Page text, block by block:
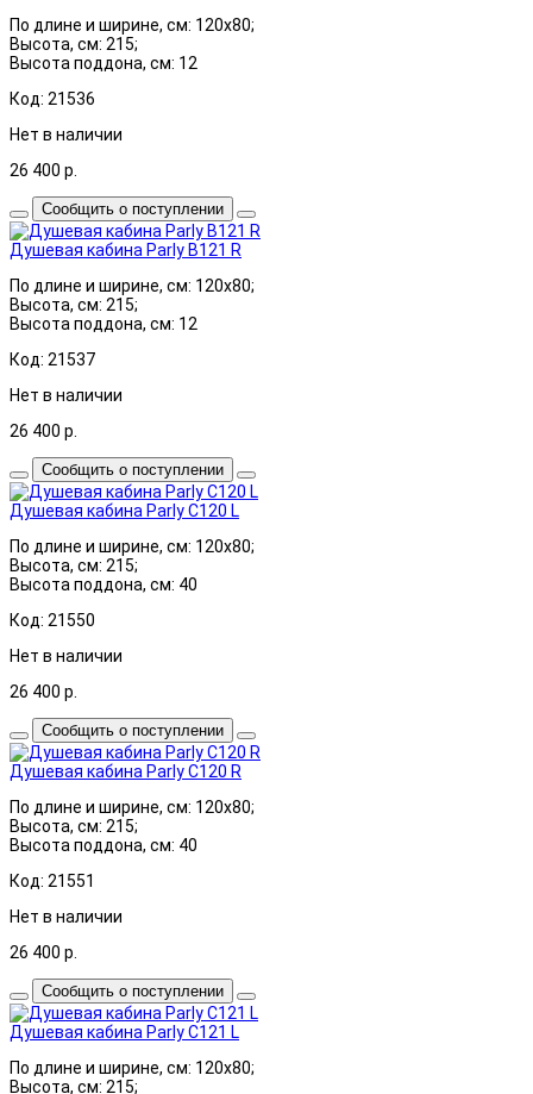
По длине и ширине, см: 120x80;
Высота, см: 215;
Высота поддона, см: 12
Код: 21536
Нет в наличии
26 400 р.
Сообщить о поступлении
Душевая кабина Parly B121 R
По длине и ширине, см: 120x80;
Высота, см: 215;
Высота поддона, см: 12
Код: 21537
Нет в наличии
26 400 р.
Сообщить о поступлении
Душевая кабина Parly C120 L
По длине и ширине, см: 120x80;
Высота, см: 215;
Высота поддона, см: 40
Код: 21550
Нет в наличии
26 400 р.
Сообщить о поступлении
Душевая кабина Parly C120 R
По длине и ширине, см: 120x80;
Высота, см: 215;
Высота поддона, см: 40
Код: 21551
Нет в наличии
26 400 р.
Сообщить о поступлении
Душевая кабина Parly C121 L
По длине и ширине, см: 120x80;
Высота, см: 215;